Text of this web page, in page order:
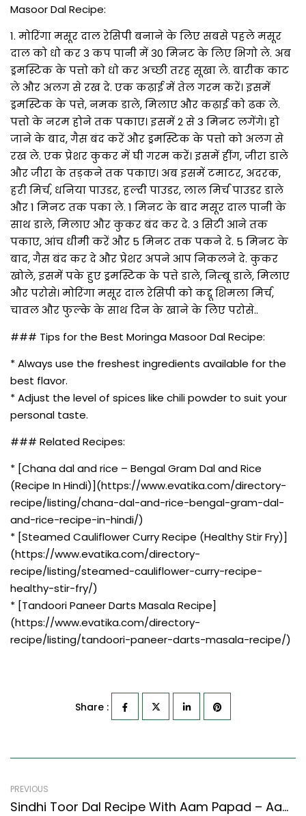
Masoor Dal Recipe:
1. मोरिंगा मसूर दाल रेसिपी बनाने के लिए सबसे पहले मसूर
दाल को धो कर 3 कप पानी में 30 मिनट के लिए भिगो ले. अब
ड्रमस्टिक के पत्तो को धो कर अच्छी तरह सूखा ले. बारीक काट
ले और अलग से रख दे. एक कढ़ाई में तेल गरम करें। इसमें
ड्रमस्टिक के पत्ते, नमक डाले, मिलाए और कढ़ाई को ढक ले.
पत्तो के नरम होने तक पकाए। इसमें 2 से 3 मिनट लगेंगे। हो
जाने के बाद, गैस बंद करें और ड्रमस्टिक के पत्तो को अलग से
रख ले. एक प्रेशर कुकर में घी गरम करें। इसमें हींग, जीरा डाले
और जीरा के तड़कने तक पकाए। अब इसमें टमाटर, अदरक,
हरी मिर्च, धनिया पाउडर, हल्दी पाउडर, लाल मिर्च पाउडर डाले
और 1 मिनट तक पका ले. 1 मिनट के बाद मसूर दाल पानी के
साथ डाले, मिलाए और कुकर बंद कर दे. 3 सिटी आने तक
पकाए, आंच धीमी करें और 5 मिनट तक पकने दे. 5 मिनट के
बाद, गैस बंद कर दे और प्रेशर अपने आप निकलने दे. कुकर
खोले, इसमें पके हुए ड्रमस्टिक के पत्ते डाले, निम्बू डाले, मिलाए
और परोसे। मोरिंगा मसूर दाल रेसिपी को कद्दू शिमला मिर्च,
चावल और फुल्के के साथ दिन के खाने के लिए परोसे..
### Tips for the Best Moringa Masoor Dal Recipe:
* Always use the freshest ingredients available for the
best flavor.
* Adjust the level of spices like chili powder to suit your
personal taste.
### Related Recipes:
* [Chana dal and rice – Bengal Gram Dal and Rice
(Recipe In Hindi)](https://www.evatika.com/directory-
recipe/listing/chana-dal-and-rice-bengal-gram-dal-
and-rice-recipe-in-hindi/)
* [Steamed Cauliflower Curry Recipe (Healthy Stir Fry)]
(https://www.evatika.com/directory-
recipe/listing/steamed-cauliflower-curry-recipe-
healthy-stir-fry/)
* [Tandoori Paneer Darts Masala Recipe]
(https://www.evatika.com/directory-
recipe/listing/tandoori-paneer-darts-masala-recipe/)
Share :
PREVIOUS
Sindhi Toor Dal Recipe With Aam Papad – Aam Papad Dal Recipe